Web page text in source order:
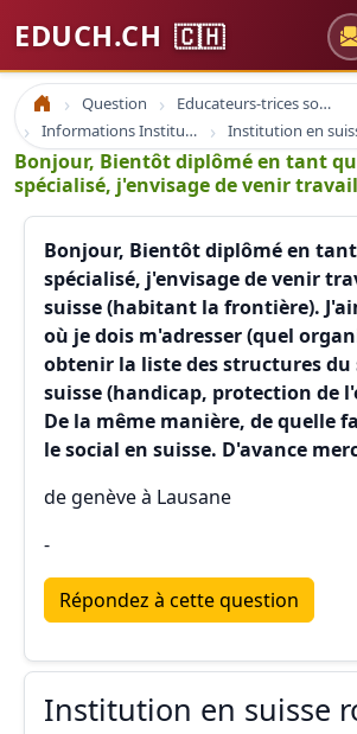
EDUCH.CH 🇨🇭
Accueil Question
Educateurs-trices sociaux
Informations Institutions Sociales
Bonjour, Bientôt diplômé en tant
spécialisé, j'envisage de venir
Bonjour, Bientôt diplômé en
spécialisé, j'envisage de venir
suisse (habitant la frontière).
où je dois m'adresser (quel
obtenir la liste des structures du
suisse (handicap, protection de
De la même manière, de quelle
le social en suisse. D'avance
de genève à Lausane
-
Répondez à cette question
Institution en suisse